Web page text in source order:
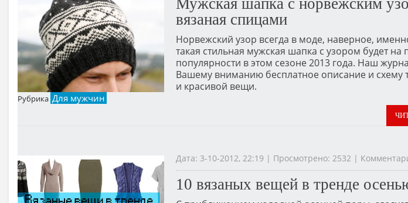
Мужская шапка с норвежским
вязаная спицами
Норвежский узор всегда в моде, наверное,
такая стильная мужская шапка с узором будет на
популярности в этом сезоне 2013 года. Наш
Вашему вниманию бесплатное описание и схему
и красивой вещи.
Рубрика Для мужчин
Дата: 3-10-2012, 22:19 | Просмотрено: 2532 |
10 вязаных вещей в тренде